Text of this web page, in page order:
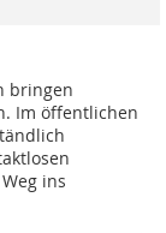
bringen
Im öffentlichen
ins